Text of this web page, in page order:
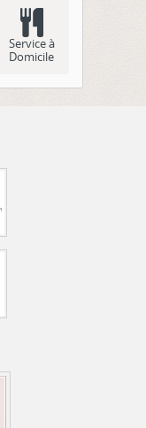
Service à
Domicile